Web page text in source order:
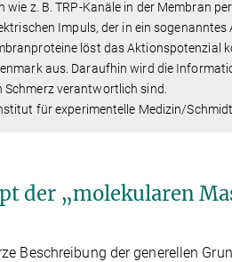
wie z. B. TRP-Kanäle in der Membran
Impuls, der in ein
löst das Aktionspotenzial
aus. Daraufhin wird die
Schmerz verantwortlich sind.
für experimentelle Medizin/Schmidt
der „molekularen
Beschreibung der generellen